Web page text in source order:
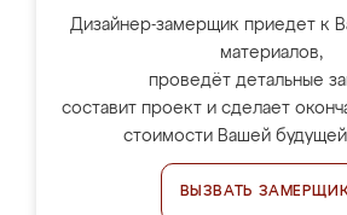
Дизайнер-замерщик приедет к
материалов,
проведёт детальные
составит проект и сделает
стоимости Вашей
ВЫЗВАТЬ